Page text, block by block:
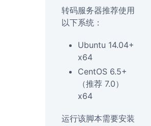
转码服务器推荐使用
以下系统：
Ubuntu 14.04+
x64
CentOS 6.5+
（推荐 7.0）
x64
运行该脚本需要安装